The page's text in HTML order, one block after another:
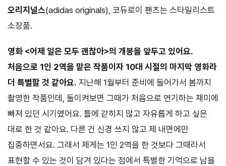
오리지널스(adidas originals), 코듀로이 팬츠는 스타일리스트
소장품.
영화 <어제 일은 모두 괜찮아>의 개봉을 앞두고 있어요.
처음으로 1인 2역을 맡은 작품이자 10대 시절의 마지막 영화라
더 특별할 것 같아요. 지난해 1월부터 준비에 들어가서 봄까지
촬영한 작품인데, 돌이켜보면 그때가 처음으로 연기하는 재미에
빠져 있던 시기였어요. 틀에 갇히지 않고 자유롭게 하고 싶은
대로 한 것 같아요. 다른 건 신경 쓰지 않고 제 내면에만
집중하면서요. 그래서 제게는 1인 2역을 한 것보다 그때라서
표현할 수 있는 것이 담겨 있다는 점에서 특별한 기억으로 남을